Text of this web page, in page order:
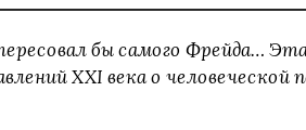
бы самого Фрейда…
XXI века о человеческой